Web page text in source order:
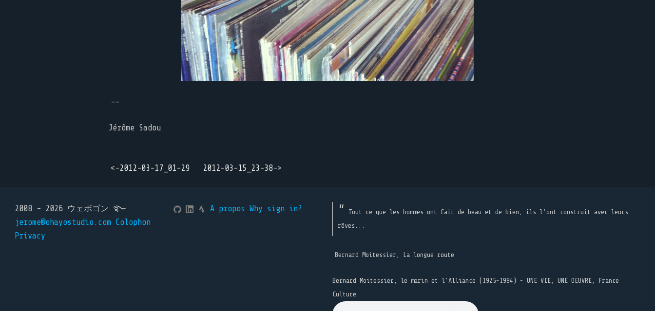
--
Jérôme Sadou
<-2012-03-17_01-29 2012-03-15_23-38->
2008 - 2026 ウェボゴン ࿐
jerome@ohayostudio.com Colophon
Privacy
A propos Why sign in?
Tout ce que les hommes ont fait de beau et de bien, ils l'ont construit avec leurs
rêves...
Bernard Moitessier, La longue route
Bernard Moitessier, le marin et l’Alliance (1925-1994) - UNE VIE, UNE OEUVRE, France
Culture